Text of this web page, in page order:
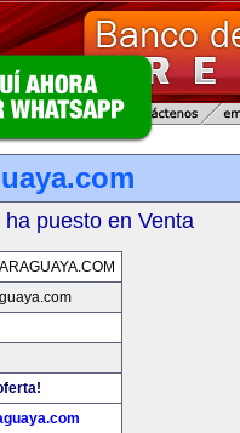
puesto en Venta